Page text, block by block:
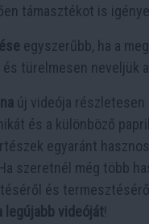
támasztékot is
egyszerűbb, ha a
türelmesen neveljük
új videója részletesen
és a különböző
egyaránt
szeretnél még több
és
legújabb videóját!